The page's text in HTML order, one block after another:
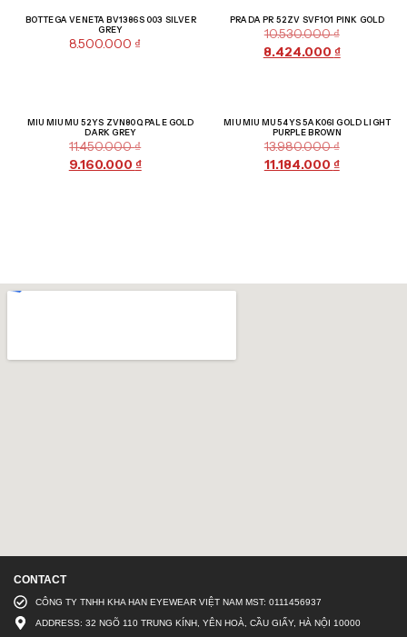
BOTTEGA VENETA BV1386S 003 SILVER
GREY
8.500.000 ₫
PRADA PR 52ZV SVF1O1 PINK GOLD
10.530.000₫
8.424.000 ₫
MIU MIU MU 52YS ZVN80Q PALE GOLD
DARK GREY
11.450.000₫
9.160.000 ₫
MIU MIU MU 54YS 5AK06I GOLD LIGHT
PURPLE BROWN
13.980.000₫
11.184.000 ₫
CONTACT
CÔNG TY TNHH KHA HAN EYEWEAR VIỆT NAM MST: 0111456937
ADDRESS: 32 NGÕ 110 TRUNG KÍNH, YÊN HOÀ, CẦU GIẤY, HÀ NỘI 10000